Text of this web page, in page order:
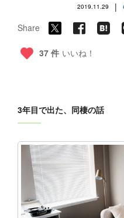
2019.11.29 |
Share
37 件 いいね！
3年目で出た、同棲の話